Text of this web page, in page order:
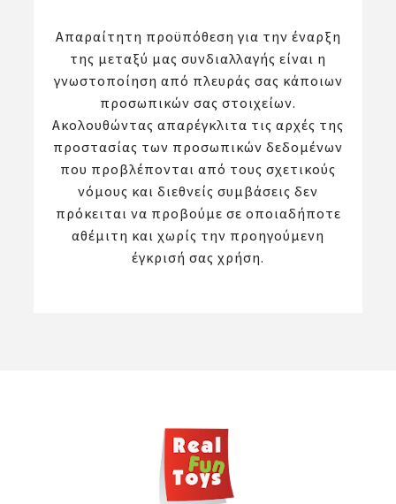
Απαραίτητη προϋπόθεση για την έναρξη
της μεταξύ μας συνδιαλλαγής είναι η
γνωστοποίηση από πλευράς σας κάποιων
προσωπικών σας στοιχείων.
Ακολουθώντας απαρέγκλιτα τις αρχές της
προστασίας των προσωπικών δεδομένων
που προβλέπονται από τους σχετικούς
νόμους και διεθνείς συμβάσεις δεν
πρόκειται να προβούμε σε οποιαδήποτε
αθέμιτη και χωρίς την προηγούμενη
έγκρισή σας χρήση.